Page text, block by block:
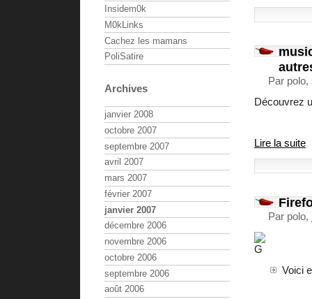
Par
Découvrez
Lire la suite
Par
Voici
Insidem0k
M0kLinks
Cachez les mamans
PoliSatire
Archives
janvier 2008
octobre 2007
septembre 2007
avril 2007
mars 2007
février 2007
janvier 2007
décembre 2006
novembre 2006
octobre 2006
septembre 2006
août 2006